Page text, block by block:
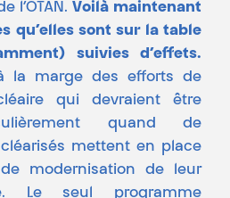
l’OTAN. Voilà maintenant
qu’elles sont sur la table
suivies d’effets.
la marge des efforts de
qui devraient être
quand de
mettent en place
modernisation de leur
Le seul programme